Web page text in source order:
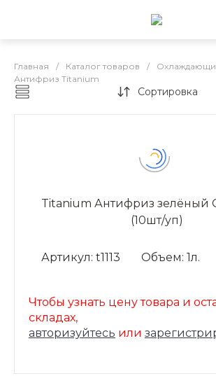
Главная / Каталог товаров /
Антифриз Titanium
Каталог товаров
Сортировка
Titanium Антифриз зелёный
(10шт/уп)
Артикул: t1113 Объем: 1л.
Чтобы узнать цену товара и
складах,
авторизуйтесь или